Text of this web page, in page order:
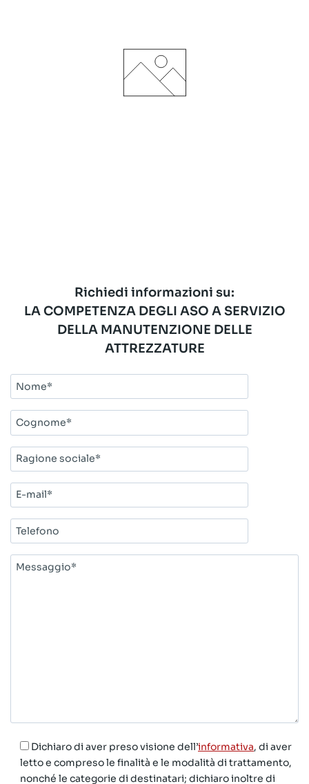
Richiedi informazioni su:
LA COMPETENZA DEGLI ASO A SERVIZIO
DELLA MANUTENZIONE DELLE
ATTREZZATURE
Nome*
Cognome*
Ragione
sociale*
E-
mail*
Telefono
Messaggio*
Dichiaro di aver preso visione dell’informativa, di aver
letto e compreso le finalità e le modalità di trattamento,
nonché le categorie di destinatari; dichiaro inoltre di